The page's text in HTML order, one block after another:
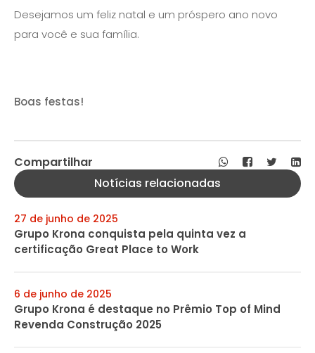
Desejamos um feliz natal e um próspero ano novo
para você e sua família.
Boas festas!
Compartilhar
Notícias relacionadas
27 de junho de 2025
Grupo Krona conquista pela quinta vez a
certificação Great Place to Work
6 de junho de 2025
Grupo Krona é destaque no Prêmio Top of Mind
Revenda Construção 2025